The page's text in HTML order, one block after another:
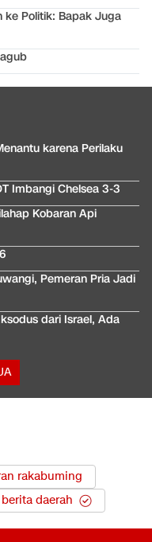
ke Politik: Bapak Juga
karena Perilaku
Imbangi Chelsea 3-3
Kobaran Api
Pemeran Pria Jadi
dari Israel, Ada
rakabuming
berita daerah